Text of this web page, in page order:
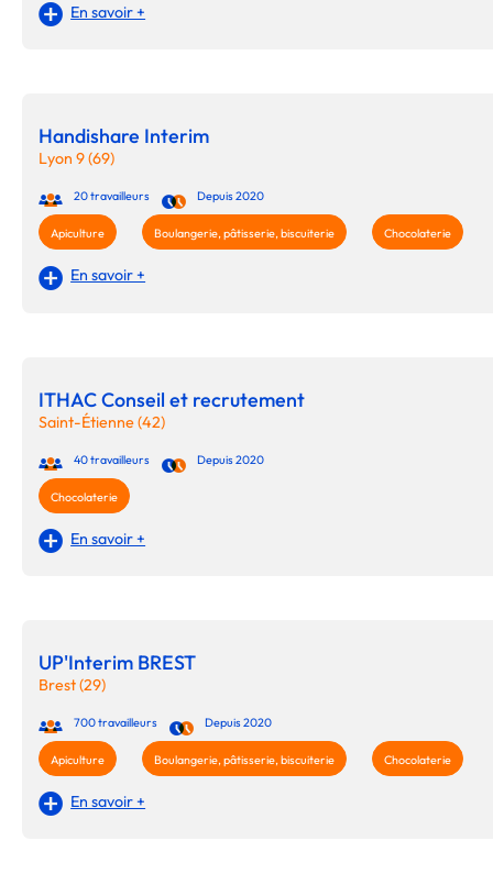
En savoir +
Handishare Interim
Lyon 9 (69)
20 travailleurs Depuis 2020
Apiculture Boulangerie, pâtisserie, biscuiterie Chocolaterie
En savoir +
ITHAC Conseil et recrutement
Saint-Étienne (42)
40 travailleurs Depuis 2020
Chocolaterie
En savoir +
UP'Interim BREST
Brest (29)
700 travailleurs Depuis 2020
Apiculture Boulangerie, pâtisserie, biscuiterie Chocolaterie
En savoir +